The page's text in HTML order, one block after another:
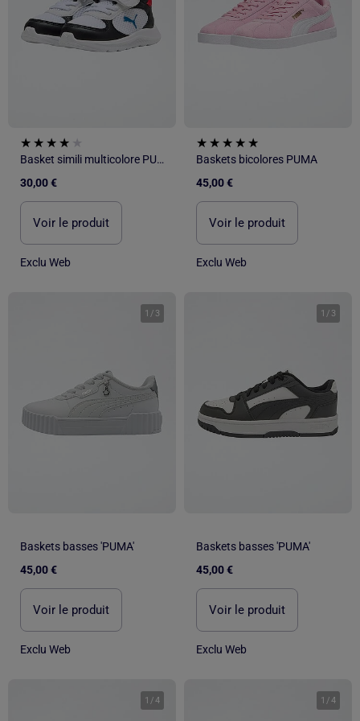
Basket simili multicolore PUMA
30,00 €
Voir le produit
Exclu Web
Baskets bicolores PUMA
45,00 €
Voir le produit
Exclu Web
1 / 3
Baskets basses 'PUMA'
45,00 €
Voir le produit
Exclu Web
1 / 3
Baskets basses 'PUMA'
45,00 €
Voir le produit
Exclu Web
1 /4 1 /4